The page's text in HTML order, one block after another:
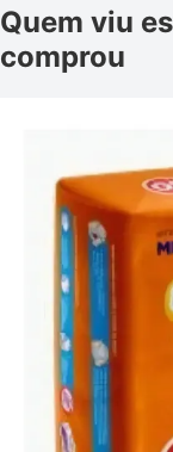
Quem viu
comprou